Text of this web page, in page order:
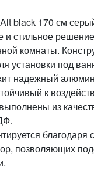
black 170 см
и стильное
комнаты.
установки под
надежный
к
из
благодаря
позволяющих